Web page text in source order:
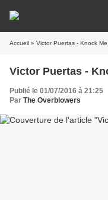
Accueil » Victor Puertas - Knock Me
Victor Puertas -
Publié le 01/07/2016 à 21:25
Par The Overblowers